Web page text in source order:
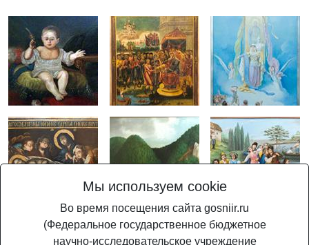
Мы используем cookie
Во время посещения сайта gosniir.ru
(Федеральное государственное бюджетное
научно-исследовательское учреждение